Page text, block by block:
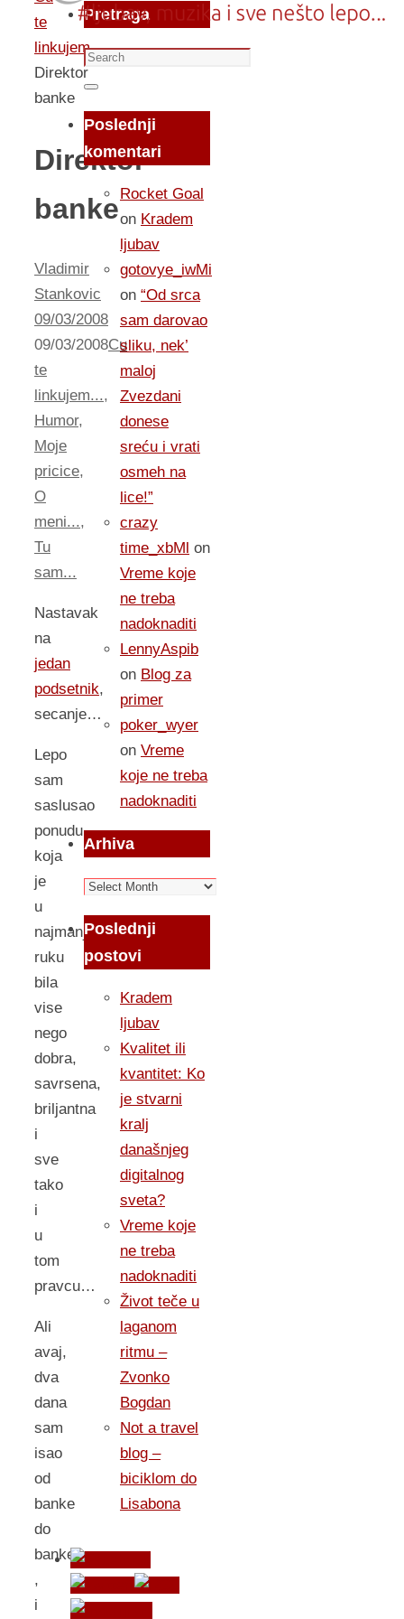
te
linkujem...
Direktor
banke
Direktor
banke
Vladimir
Stankovic
09/03/2008
09/03/2008Cu
te
linkujem...,
Humor,
Moje
pricice,
O
meni...,
Tu
sam...
Nastavak
na
jedan
podsetnik,
secanje…
Lepo
sam
saslusao
ponudu
koja
je
u
najmanju
ruku
bila
vise
nego
dobra,
savrsena,
briljantna
i
sve
tako
i
u
tom
pravcu…
Ali
avaj,
dva
dana
sam
isao
od
banke
do
banke
,
i
Pretraga
Search
for:
Search
Poslednji
komentari
Rocket Goal
on Kradem
ljubav
gotovye_iwMi
on “Od srca
sam darovao
sliku, nek’
maloj
Zvezdani
donese
sreću i vrati
osmeh na
lice!”
crazy
time_xbMl on
Vreme koje
ne treba
nadoknaditi
LennyAspib
on Blog za
primer
poker_wyer
on Vreme
koje ne treba
nadoknaditi
Arhiva
Arhiva
Poslednji
postovi
Kradem
ljubav
Kvalitet ili
kvantitet: Ko
je stvarni
kralj
današnjeg
digitalnog
sveta?
Vreme koje
ne treba
nadoknaditi
Život teče u
laganom
ritmu –
Zvonko
Bogdan
Not a travel
blog –
biciklom do
Lisabona